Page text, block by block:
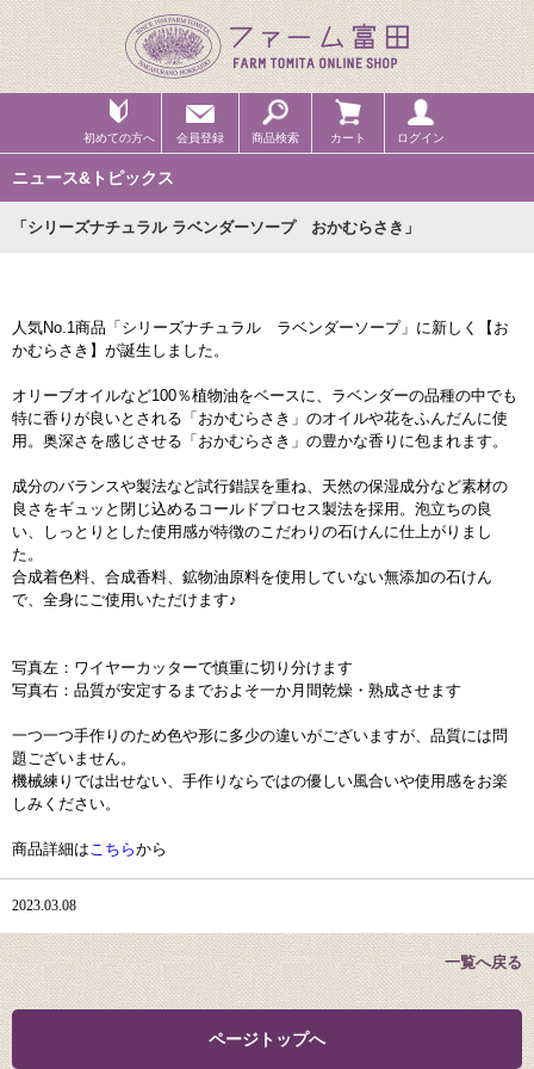
初めての方へ 会員登録 商品検索 カート ログイン
ニュース&トピックス
「シリーズナチュラル ラベンダーソープ おかむらさき」
人気No.1商品「シリーズナチュラル ラベンダーソープ」に新しく【お
かむらさき】が誕生しました。
オリーブオイルなど100％植物油をベースに、ラベンダーの品種の中でも
特に香りが良いとされる「おかむらさき」のオイルや花をふんだんに使
用。奥深さを感じさせる「おかむらさき」の豊かな香りに包まれます。
成分のバランスや製法など試行錯誤を重ね、天然の保湿成分など素材の
良さをギュッと閉じ込めるコールドプロセス製法を採用。泡立ちの良
い、しっとりとした使用感が特徴のこだわりの石けんに仕上がりまし
た。
合成着色料、合成香料、鉱物油原料を使用していない無添加の石けん
で、全身にご使用いただけます♪
写真左：ワイヤーカッターで慎重に切り分けます
写真右：品質が安定するまでおよそ一か月間乾燥・熟成させます
一つ一つ手作りのため色や形に多少の違いがございますが、品質には問
題ございません。
機械練りでは出せない、手作りならではの優しい風合いや使用感をお楽
しみください。
商品詳細はこちらから
2023.03.08
一覧へ戻る
ページトップへ